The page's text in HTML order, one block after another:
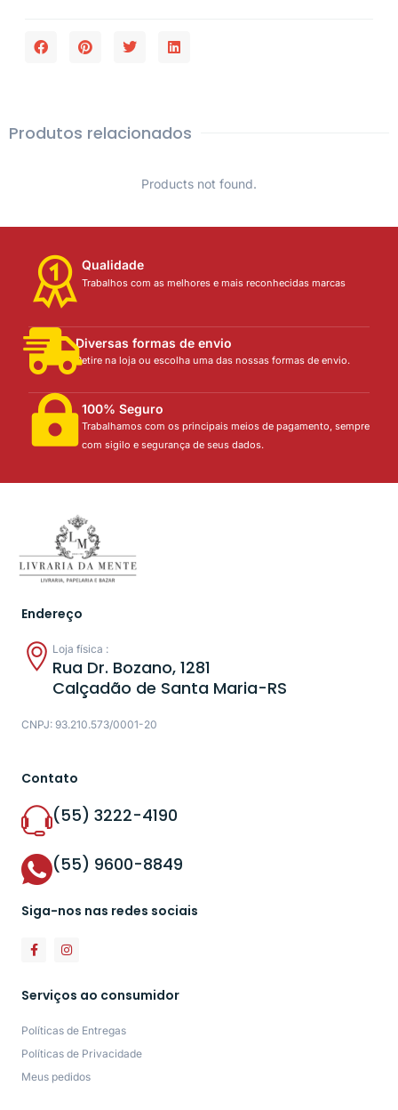
Produtos relacionados
Products not found.
Qualidade
Trabalhos com as melhores e mais reconhecidas marcas
Diversas formas de envio
Retire na loja ou escolha uma das nossas formas de envio.
100% Seguro
Trabalhamos com os principais meios de pagamento, sempre
com sigilo e segurança de seus dados.
Endereço
Loja física :
Rua Dr. Bozano, 1281
Calçadão de Santa Maria-RS
CNPJ: 93.210.573/0001-20
Contato
(55) 3222-4190
(55) 9600-8849
Siga-nos nas redes sociais
Serviços ao consumidor
Políticas de Entregas
Políticas de Privacidade
Meus pedidos